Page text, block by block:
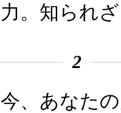
力。知られ
2
今、あなた